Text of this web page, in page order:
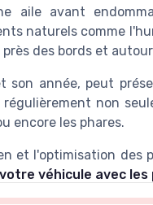
aile avant
naturels comme
des bords et
son année, peut
non
encore les phares.
et l'optimisation des
véhicule avec